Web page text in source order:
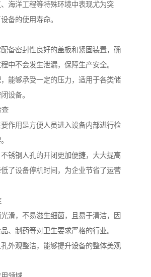
海洋工程等特殊环境中表现尤为突
备的使用寿命。
备密封性良好的盖板和紧固装置，确
中不会发生泄漏，保障生产安全。
能够承受一定的压力，适用于各类储
设备。
查
作用是方便人员进入设备内部进行检
锈钢人孔的开闭更加便捷，大大提高
低了设备停机时间，为企业节省了运营
滑，不易滋生细菌，且易于清洁，因
、制药等对卫生要求严格的行业。
外观整洁，能够提升设备的整体美观